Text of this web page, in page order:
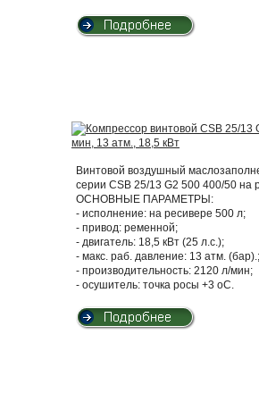
Винтовой воздушный
серии CSB 25/13 G2 500 400/50
ОСНОВНЫЕ ПАРАМЕТРЫ:
- исполнение: на ресивере 500 л;
- привод: ременной;
- двигатель: 18,5 кВт (25 л.с.);
- макс. раб. давление: 13 атм. (бар).;
- производительность: 2120 л/мин;
- осушитель: точка росы +3 оС.